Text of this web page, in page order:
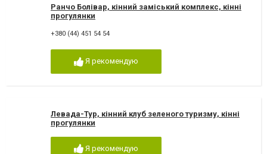
Ранчо Болівар, кінний заміський комплекс, кінні
прогулянки
+380 (44) 451 54 54
Я рекомендую
Левада-Тур, кінний клуб зеленого туризму, кінні
прогулянки
Я рекомендую